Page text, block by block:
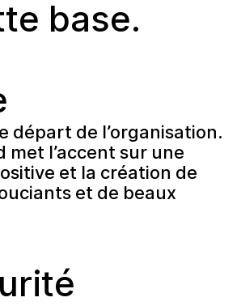
base.
départ de l’organisation.
met l’accent sur une
et la création de
et de beaux